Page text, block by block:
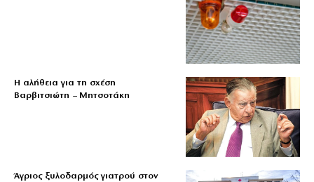
Η αλήθεια για τη σχέση
Βαρβιτσιώτη – Μητσοτάκη
Άγριος ξυλοδαρμός γιατρού στον